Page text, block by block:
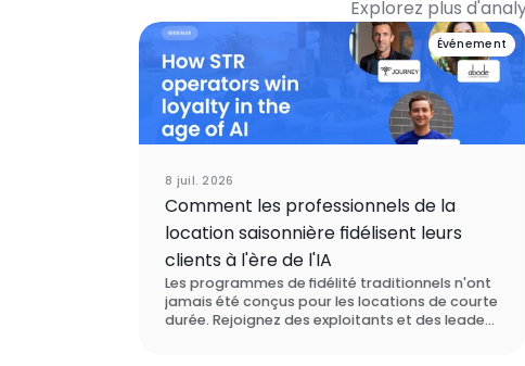
Explorez plus
Événement
8 juil. 2026
Comment les professionnels de la
location saisonnière fidélisent leurs
clients à l'ère de l'IA
Les programmes de fidélité traditionnels n'ont
jamais été conçus pour les locations de courte
durée. Rejoignez des exploitants et des leaders